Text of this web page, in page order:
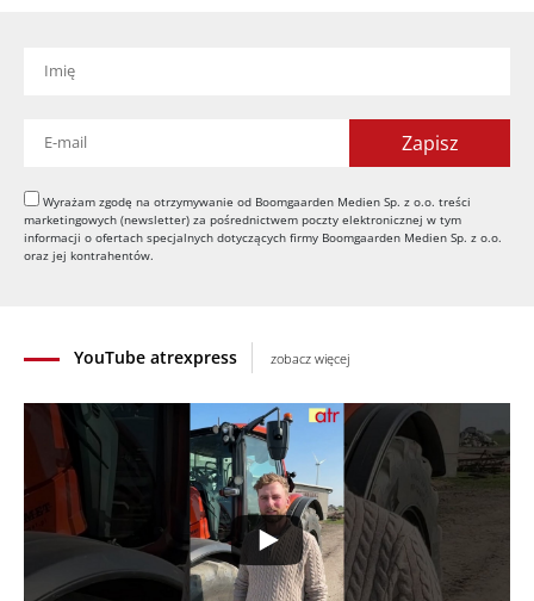
01.08.2026
31.07.2026
Kukurydza w Polsce: aktualny stan plantacji
30.07.2026
Amazone ZG-TX precyzyjniejszy rozsiewacz
29.07.2026
YouTube atrexpress zobacz więcej
Wyrażam zgodę na otrzymywanie od Boomgaarden Medien Sp. z o.o. treści
marketingowych (newsletter) za pośrednictwem poczty elektronicznej w tym
informacji o ofertach specjalnych dotyczących firmy Boomgaarden Medien Sp. z o.o.
oraz jej kontrahentów.